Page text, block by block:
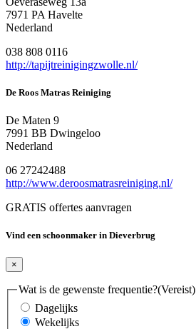
7971 PA Havelte
Nederland
038 808 0116
http://tapijtreinigingzwolle.nl/
De Roos Matras Reiniging
De Maten 9
7991 BB Dwingeloo
Nederland
06 27242488
http://www.deroosmatrasreiniging.nl/
GRATIS offertes aanvragen
Vind een schoonmaker in Dieverbrug
×
Wat is de gewenste frequentie?(Vereist)
Dagelijks
Wekelijks